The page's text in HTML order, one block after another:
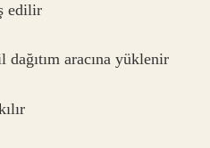
edilir
aracına yüklenir